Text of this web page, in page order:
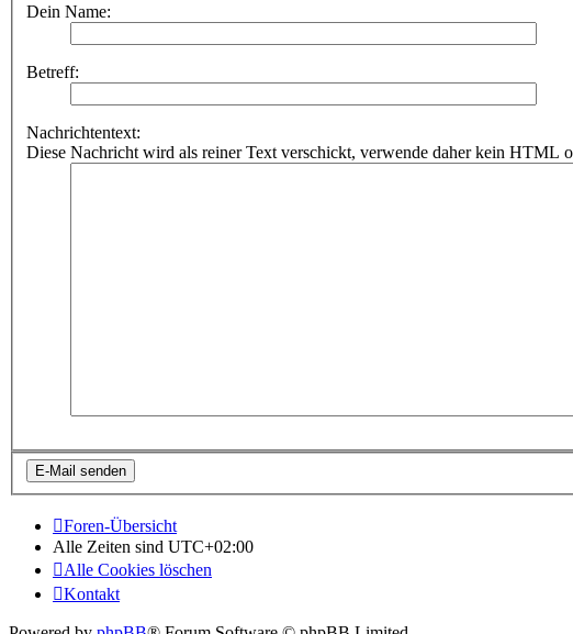
Dein Name:
Betreff:
Nachrichtentext:
Diese Nachricht wird als reiner Text verschickt, verwende daher kein
Foren-Übersicht
Alle Zeiten sind UTC+02:00
Alle Cookies löschen
Kontakt